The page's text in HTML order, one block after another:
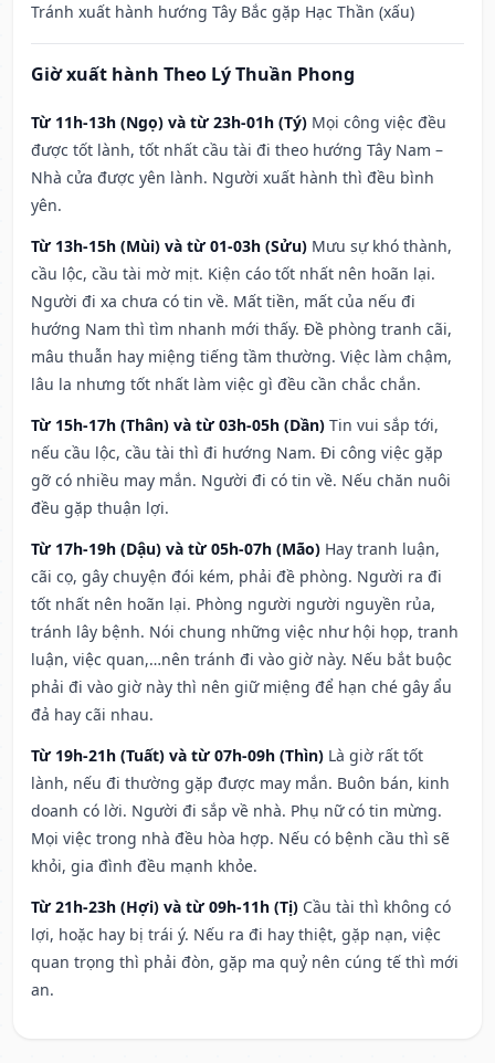
Tránh xuất hành hướng Tây Bắc gặp Hạc Thần (xấu)
Giờ xuất hành Theo Lý Thuần Phong
Từ 11h-13h (Ngọ) và từ 23h-01h (Tý) Mọi công việc đều
được tốt lành, tốt nhất cầu tài đi theo hướng Tây Nam –
Nhà cửa được yên lành. Người xuất hành thì đều bình
yên.
Từ 13h-15h (Mùi) và từ 01-03h (Sửu) Mưu sự khó thành,
cầu lộc, cầu tài mờ mịt. Kiện cáo tốt nhất nên hoãn lại.
Người đi xa chưa có tin về. Mất tiền, mất của nếu đi
hướng Nam thì tìm nhanh mới thấy. Đề phòng tranh cãi,
mâu thuẫn hay miệng tiếng tầm thường. Việc làm chậm,
lâu la nhưng tốt nhất làm việc gì đều cần chắc chắn.
Từ 15h-17h (Thân) và từ 03h-05h (Dần) Tin vui sắp tới,
nếu cầu lộc, cầu tài thì đi hướng Nam. Đi công việc gặp
gỡ có nhiều may mắn. Người đi có tin về. Nếu chăn nuôi
đều gặp thuận lợi.
Từ 17h-19h (Dậu) và từ 05h-07h (Mão) Hay tranh luận,
cãi cọ, gây chuyện đói kém, phải đề phòng. Người ra đi
tốt nhất nên hoãn lại. Phòng người người nguyền rủa,
tránh lây bệnh. Nói chung những việc như hội họp, tranh
luận, việc quan,…nên tránh đi vào giờ này. Nếu bắt buộc
phải đi vào giờ này thì nên giữ miệng để hạn ché gây ẩu
đả hay cãi nhau.
Từ 19h-21h (Tuất) và từ 07h-09h (Thìn) Là giờ rất tốt
lành, nếu đi thường gặp được may mắn. Buôn bán, kinh
doanh có lời. Người đi sắp về nhà. Phụ nữ có tin mừng.
Mọi việc trong nhà đều hòa hợp. Nếu có bệnh cầu thì sẽ
khỏi, gia đình đều mạnh khỏe.
Từ 21h-23h (Hợi) và từ 09h-11h (Tị) Cầu tài thì không có
lợi, hoặc hay bị trái ý. Nếu ra đi hay thiệt, gặp nạn, việc
quan trọng thì phải đòn, gặp ma quỷ nên cúng tế thì mới
an.